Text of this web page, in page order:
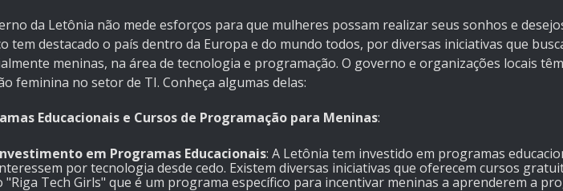
da Letônia não mede esforços para que mulheres possam realizar seus sonhos e
tem destacado o país dentro da Europa e do mundo todos, por diversas iniciativas que
meninas, na área de tecnologia e programação. O governo e organizações locais
feminina no setor de TI. Conheça algumas delas:
Educacionais e Cursos de Programação para Meninas:
em Programas Educacionais: A Letônia tem investido em programas
por tecnologia desde cedo. Existem diversas iniciativas que oferecem cursos
"Riga Tech Girls" que é um programa específico para incentivar meninas a aprenderem a